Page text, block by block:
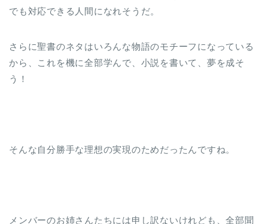
でも対応できる人間になれそうだ。
さらに聖書のネタはいろんな物語のモチーフになっている
から、これを機に全部学んで、小説を書いて、夢を成そ
う！
そんな自分勝手な理想の実現のためだったんですね。
メンバーのお姉さんたちには申し訳ないけれども、全部聞